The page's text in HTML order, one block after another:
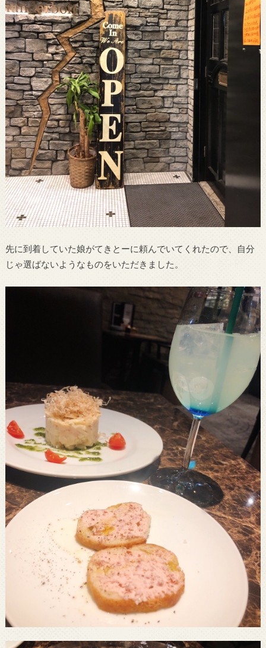
先に到着していた娘がてきとーに頼んでいてくれたので、自分
じゃ選ばないようなものをいただきました。